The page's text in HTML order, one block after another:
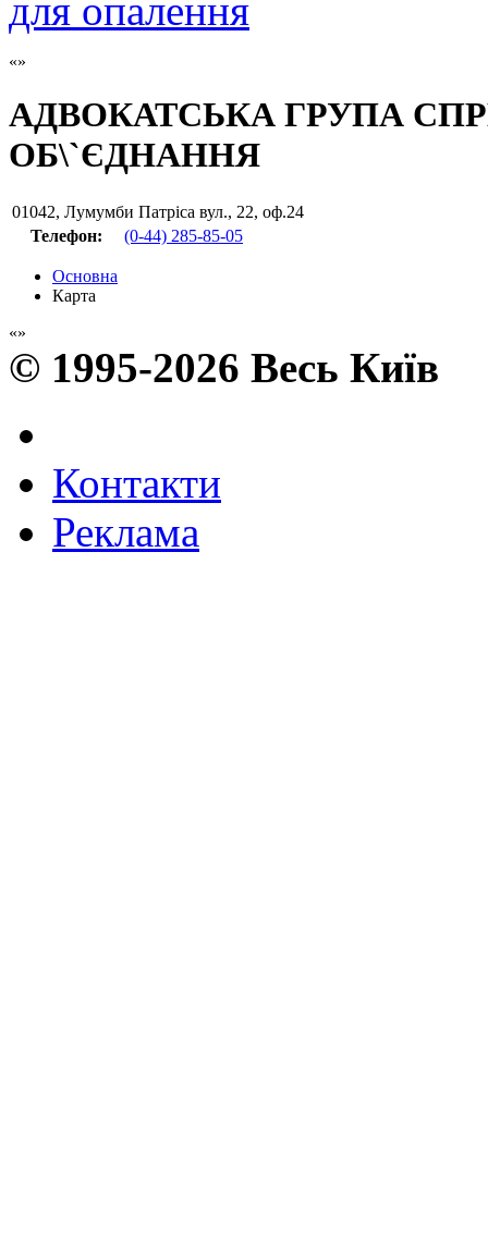
АДВОКАТСЬКА ГРУПА
ОБ\`ЄДНАННЯ
01042, Лумумби Патріса вул., 22, оф.24
Телефон:
(0-44) 285-85-05
Основна
Карта
© 1995-2026 Весь Київ
Контакти
Реклама